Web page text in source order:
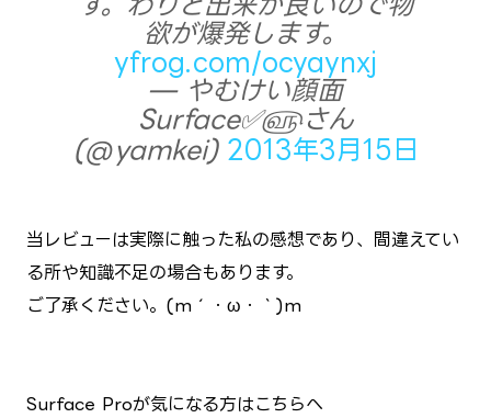
欲が爆発します。
yfrog.com/ocyaynxj
— やむけい顔面
Surface✅௵さん
(@yamkei) 2013年3月15日
当レビューは実際に触った私の感想であり、間違えてい
る所や知識不足の場合もあります。
ご了承ください。(m´・ω・｀)m
Surface Proが気になる方はこちらへ